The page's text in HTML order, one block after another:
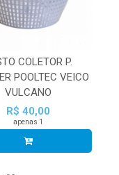
COLETOR P.
POOLTEC VEICO
VULCANO
R$ 40,00
apenas 1